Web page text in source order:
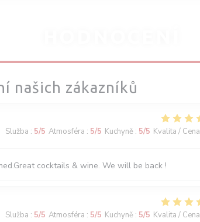
našich zákazníků
Služba : 5/5 Atmosféra : 5/5 Kuchyně : 5/5 Kvalita / Cena
cocktails & wine. We will be back !
Služba : 5/5 Atmosféra : 5/5 Kuchyně : 5/5 Kvalita / Cena